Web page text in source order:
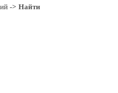
-> Найти